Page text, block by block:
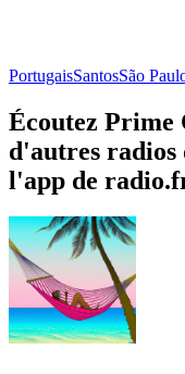
PortugaisSantosSão
Écoutez Prime
d'autres radios
l'app de